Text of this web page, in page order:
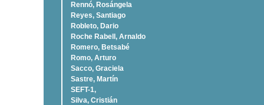
Rennó, Rosángela
Reyes, Santiago
Robleto, Dario
Roche Rabell, Arnaldo
Romero, Betsabé
Romo, Arturo
Sacco, Graciela
Sastre, Martí­n
SEFT-1,
Silva, Cristián